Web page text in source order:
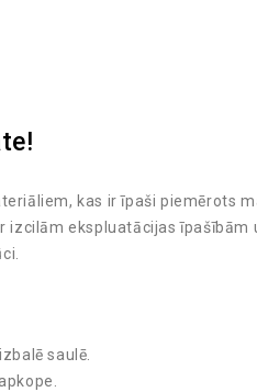
kas ir īpaši piemērots
ekspluatācijas īpašībām
saulē.